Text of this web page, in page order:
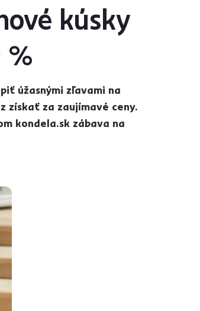
kúsky
%
úžasnými zľavami na
získať za zaujímavé ceny.
kondela.sk zábava na